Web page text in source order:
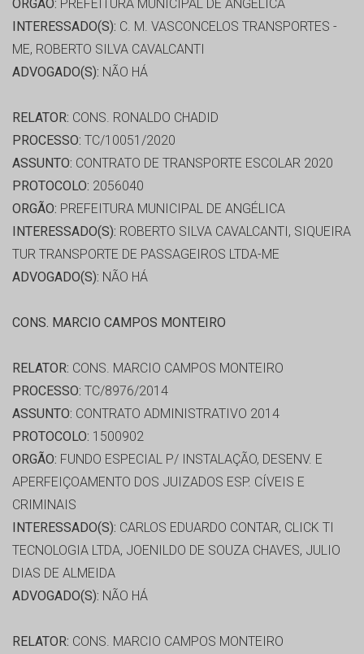
ORGÃO: PREFEITURA MUNICIPAL DE ANGÉLICA
INTERESSADO(S): C. M. VASCONCELOS TRANSPORTES -
ME, ROBERTO SILVA CAVALCANTI
ADVOGADO(S): NÃO HÁ
RELATOR: CONS. RONALDO CHADID
PROCESSO: TC/10051/2020
ASSUNTO: CONTRATO DE TRANSPORTE ESCOLAR 2020
PROTOCOLO: 2056040
ORGÃO: PREFEITURA MUNICIPAL DE ANGÉLICA
INTERESSADO(S): ROBERTO SILVA CAVALCANTI, SIQUEIRA
TUR TRANSPORTE DE PASSAGEIROS LTDA-ME
ADVOGADO(S): NÃO HÁ
CONS. MARCIO CAMPOS MONTEIRO
RELATOR: CONS. MARCIO CAMPOS MONTEIRO
PROCESSO: TC/8976/2014
ASSUNTO: CONTRATO ADMINISTRATIVO 2014
PROTOCOLO: 1500902
ORGÃO: FUNDO ESPECIAL P/ INSTALAÇÃO, DESENV. E
APERFEIÇOAMENTO DOS JUIZADOS ESP. CÍVEIS E
CRIMINAIS
INTERESSADO(S): CARLOS EDUARDO CONTAR, CLICK TI
TECNOLOGIA LTDA, JOENILDO DE SOUZA CHAVES, JULIO
DIAS DE ALMEIDA
ADVOGADO(S): NÃO HÁ
RELATOR: CONS. MARCIO CAMPOS MONTEIRO